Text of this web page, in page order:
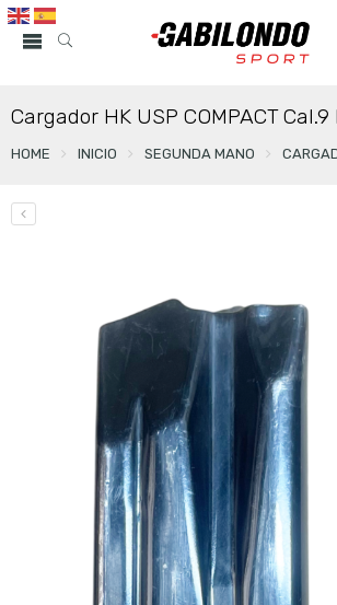
Cargador HK USP COMPACT
HOME INICIO SEGUNDA MANO